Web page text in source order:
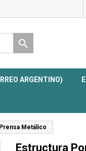

ARGENTINO)
Metálico
Estructura